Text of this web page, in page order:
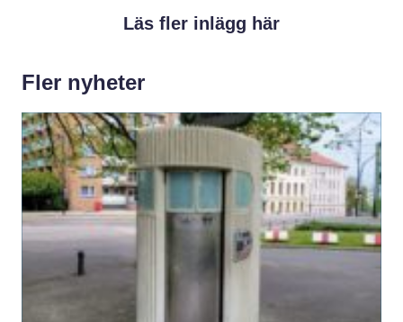
Läs fler inlägg här
Fler nyheter